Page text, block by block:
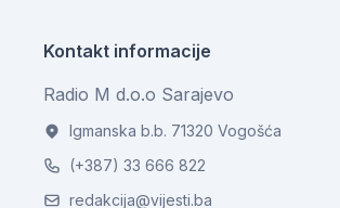
Kontakt informacije
Radio M d.o.o Sarajevo
Igmanska b.b. 71320 Vogošća
(+387) 33 666 822
redakcija@vijesti.ba